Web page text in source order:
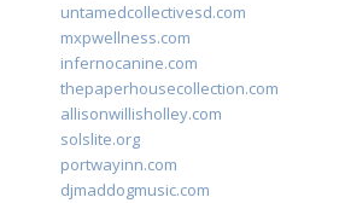
untamedcollectivesd.com
mxpwellness.com
infernocanine.com
thepaperhousecollection.com
allisonwillisholley.com
solslite.org
portwayinn.com
djmaddogmusic.com